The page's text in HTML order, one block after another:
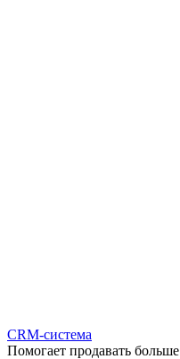
CRM-система
Помогает продавать больше